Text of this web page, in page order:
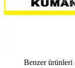
Benzer ürünleri